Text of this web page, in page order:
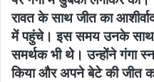
रावत के साथ जीत का
में पहुंचे। इस समय उनके
समर्थक भी थे। उन्होंने गंगा
किया और अपने बेटे की जीत का